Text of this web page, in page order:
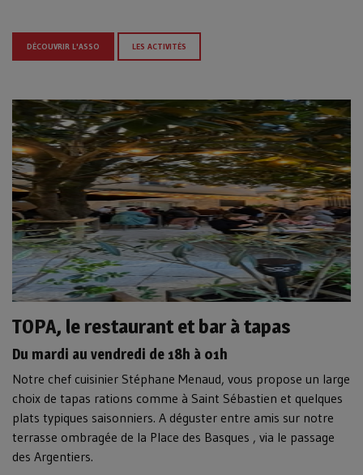
DÉCOUVRIR L'ASSO LES ACTIVITÉS
TOPA, le restaurant et bar à tapas
Du mardi au vendredi de 18h à 01h
Notre chef cuisinier Stéphane Menaud, vous propose un large
choix de tapas rations comme à Saint Sébastien et quelques
plats typiques saisonniers. A déguster entre amis sur notre
terrasse ombragée de la Place des Basques , via le passage
des Argentiers.